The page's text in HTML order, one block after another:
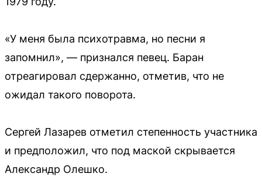
«У меня была психотравма, но песни я
запомнил», — признался певец. Баран
отреагировал сдержанно, отметив, что не
ожидал такого поворота.
Сергей Лазарев отметил степенность участника
и предположил, что под маской скрывается
Александр Олешко.